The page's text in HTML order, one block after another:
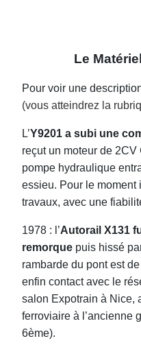
Le
Pour voir une
(vous atteindrez la
L’Y9201 a subi une
reçut un moteur de
pompe hydraulique
essieu. Pour le moment
travaux, avec une
1978 : l’Autorail X131
remorque puis hissé
rambarde du pont est
enfin contact avec le
salon Expotrain à Nice,
ferroviaire à l’ancienne
6ème).